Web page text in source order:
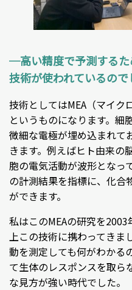
─高い精度で予測する
技術が使われているので
技術としてはMEA（マイク
というものになります。細
微細な電極が埋め込まれて
きます。例えばヒト由来の
胞の電気活動が波形となっ
の計測結果を指標に、化合
ができます。
私はこのMEAの研究を
上この技術に携わってき
動を測定しても何がわかる
て生体のレスポンスを取ら
な見方が強い時代でした。